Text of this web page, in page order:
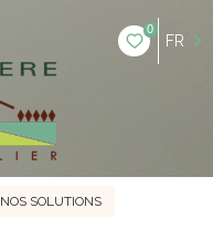
0
FR
NOS SOLUTIONS